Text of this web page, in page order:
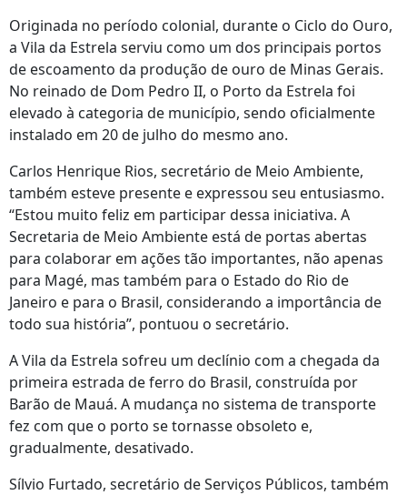
Originada no período colonial, durante o Ciclo do Ouro,
a Vila da Estrela serviu como um dos principais portos
de escoamento da produção de ouro de Minas Gerais.
No reinado de Dom Pedro II, o Porto da Estrela foi
elevado à categoria de município, sendo oficialmente
instalado em 20 de julho do mesmo ano.
Carlos Henrique Rios, secretário de Meio Ambiente,
também esteve presente e expressou seu entusiasmo.
“Estou muito feliz em participar dessa iniciativa. A
Secretaria de Meio Ambiente está de portas abertas
para colaborar em ações tão importantes, não apenas
para Magé, mas também para o Estado do Rio de
Janeiro e para o Brasil, considerando a importância de
todo sua história”, pontuou o secretário.
A Vila da Estrela sofreu um declínio com a chegada da
primeira estrada de ferro do Brasil, construída por
Barão de Mauá. A mudança no sistema de transporte
fez com que o porto se tornasse obsoleto e,
gradualmente, desativado.
Sílvio Furtado, secretário de Serviços Públicos, também